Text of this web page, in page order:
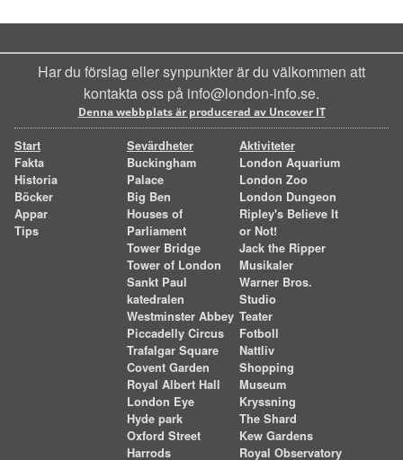
Har du förslag eller synpunkter är du välkommen att
kontakta oss på info@london-info.se.
Denna webbplats är producerad av Uncover IT
Start
Fakta
Historia
Böcker
Appar
Tips
Sevärdheter
Buckingham
Palace
Big Ben
Houses of
Parliament
Tower Bridge
Tower of London
Sankt Paul
katedralen
Westminster Abbey
Piccadelly Circus
Trafalgar Square
Covent Garden
Royal Albert Hall
London Eye
Hyde park
Oxford Street
Harrods
Aktiviteter
London Aquarium
London Zoo
London Dungeon
Ripley's Believe It
or Not!
Jack the Ripper
Musikaler
Warner Bros.
Studio
Teater
Fotboll
Nattliv
Shopping
Museum
Kryssning
The Shard
Kew Gardens
Royal Observatory